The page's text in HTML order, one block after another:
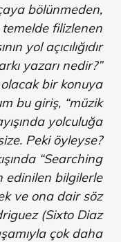
bölünmeden,
filizlenen
yol açıcılığıdır
yazarı nedir?”
bir konuya
bu giriş, “müzik
yolculuğa
Peki öyleyse?
“Searching
edinilen bilgilerle
ve ona dair söz
(Sixto Diaz
çok daha